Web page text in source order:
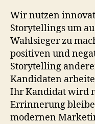
Wir nutzen
Storytellings um
Wahlsieger zu
positiven und
Storytelling
Kandidaten
Ihr Kandidat wird
Errinnerung
modernen